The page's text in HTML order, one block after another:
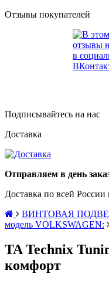
Отзывы покупателей
Подписывайтесь на нас
Доставка
Отправляем в день
Доставка по всей
ВИНТОВАЯ
модель VOLKSWAGEN:
TA Technix
комфорт